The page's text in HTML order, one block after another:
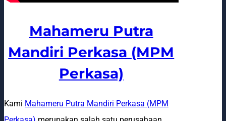
Mahameru Putra
Mandiri Perkasa (MPM
Perkasa)
Kami Mahameru Putra Mandiri Perkasa (MPM